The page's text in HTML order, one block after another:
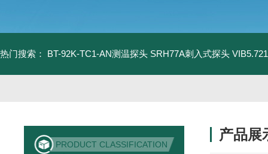
热门搜索： BT-92K-TC1-AN测温探头 SRH77A刺入式探头
PRODUCT CLASSIFICATION
产品展